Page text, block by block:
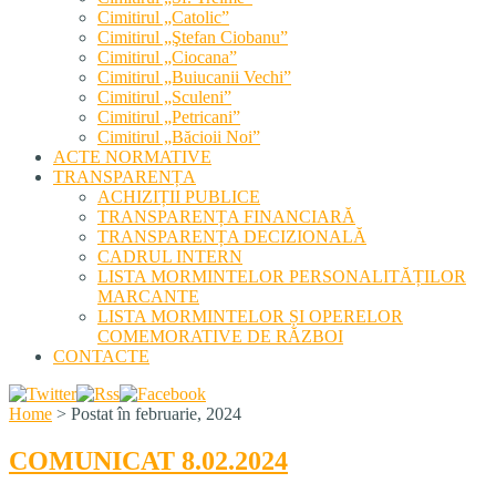
Cimitirul „Catolic”
Cimitirul „Ştefan Ciobanu”
Cimitirul „Ciocana”
Cimitirul „Buiucanii Vechi”
Cimitirul „Sculeni”
Cimitirul „Petricani”
Cimitirul „Băcioii Noi”
ACTE NORMATIVE
TRANSPARENȚA
ACHIZIȚII PUBLICE
TRANSPARENȚA FINANCIARĂ
TRANSPARENȚA DECIZIONALĂ
CADRUL INTERN
LISTA MORMINTELOR PERSONALITĂȚILOR
MARCANTE
LISTA MORMINTELOR ȘI OPERELOR
COMEMORATIVE DE RĂZBOI
CONTACTE
Home > Postat în februarie, 2024
COMUNICAT 8.02.2024